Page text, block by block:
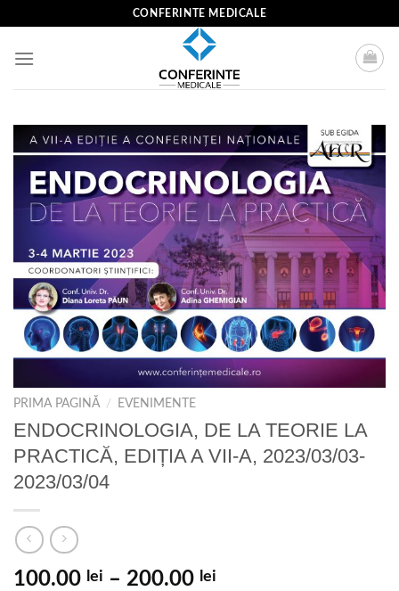
content
CONFERINTE MEDICALE
PRIMA PAGINĂ / EVENIMENTE
ENDOCRINOLOGIA, DE LA TEORIE LA
PRACTICĂ, EDIȚIA A VII-A, 2023/03/03-
2023/03/04
100.00 lei – 200.00 lei